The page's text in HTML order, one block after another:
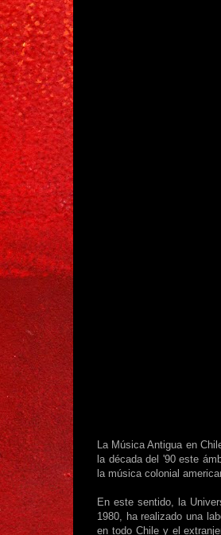
La Música Antigua en
la década del '90 este
la música colonial
En este sentido, la
1980, ha realizado una
en todo Chile y el